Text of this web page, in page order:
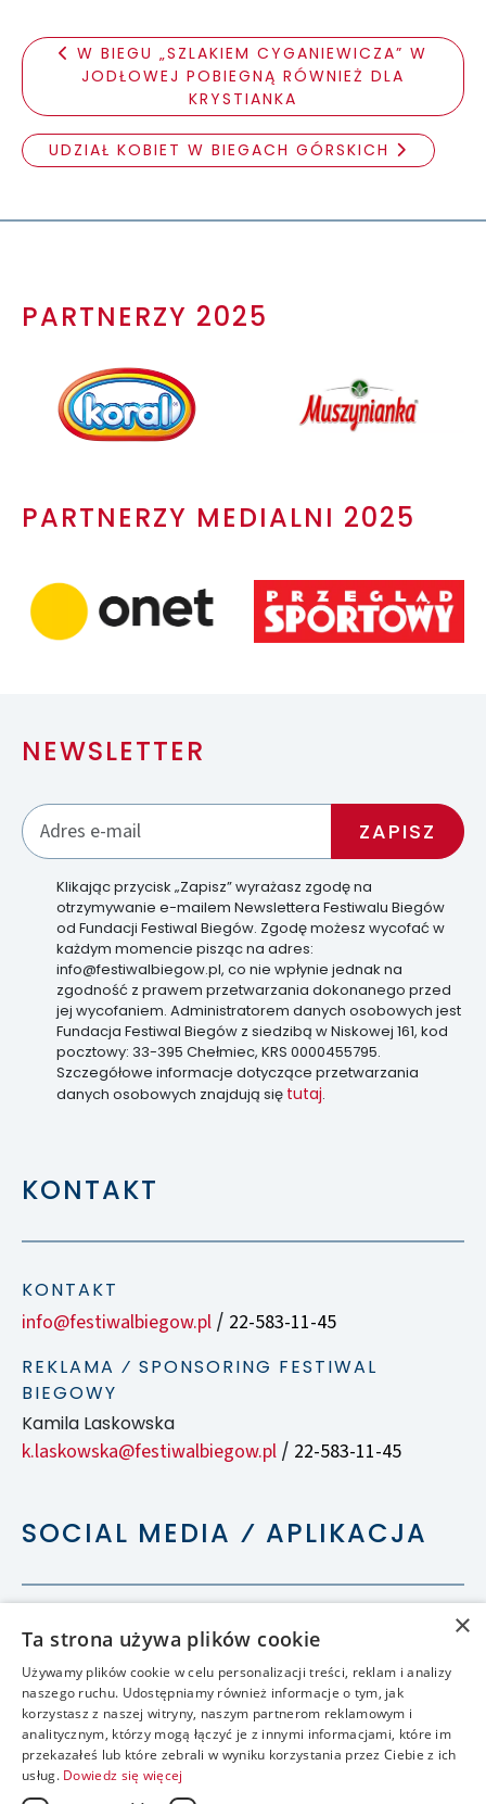
W BIEGU „SZLAKIEM CYGANIEWICZA” W
JODŁOWEJ POBIEGNĄ RÓWNIEŻ DLA
KRYSTIANKA
UDZIAŁ KOBIET W BIEGACH GÓRSKICH
PARTNERZY 2025
PARTNERZY MEDIALNI 2025
NEWSLETTER
Klikając przycisk „Zapisz” wyrażasz zgodę na
otrzymywanie e-mailem Newslettera Festiwalu Biegów
od Fundacji Festiwal Biegów. Zgodę możesz wycofać w
każdym momencie pisząc na adres:
info@festiwalbiegow.pl, co nie wpłynie jednak na
zgodność z prawem przetwarzania dokonanego przed
jej wycofaniem. Administratorem danych osobowych jest
Fundacja Festiwal Biegów z siedzibą w Niskowej 161, kod
pocztowy: 33-395 Chełmiec, KRS 0000455795.
Szczegółowe informacje dotyczące przetwarzania
danych osobowych znajdują się tutaj.
KONTAKT
KONTAKT
info@festiwalbiegow.pl / 22-583-11-45
REKLAMA ⁄ SPONSORING FESTIWAL
BIEGOWY
Kamila Laskowska
k.laskowska@festiwalbiegow.pl / 22-583-11-45
SOCIAL MEDIA ⁄ APLIKACJA
×
Ta strona używa plików cookie
Używamy plików cookie w celu personalizacji treści, reklam i analizy
naszego ruchu. Udostępniamy również informacje o tym, jak
korzystasz z naszej witryny, naszym partnerom reklamowym i
analitycznym, którzy mogą łączyć je z innymi informacjami, które im
przekazałeś lub które zebrali w wyniku korzystania przez Ciebie z ich
usług. Dowiedz się więcej